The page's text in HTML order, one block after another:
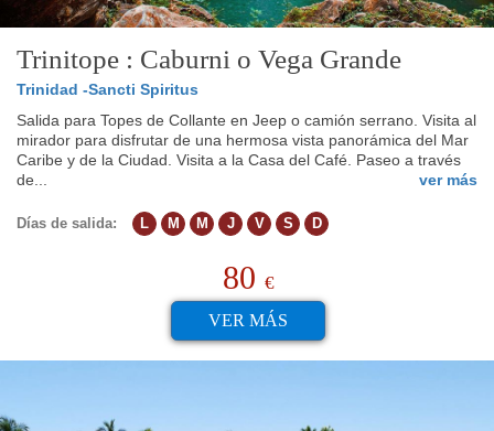
Trinitope : Caburni o Vega Grande
Trinidad -Sancti Spiritus
Salida para Topes de Collante en Jeep o camión serrano. Visita al
mirador para disfrutar de una hermosa vista panorámica del Mar
Caribe y de la Ciudad. Visita a la Casa del Café. Paseo a través
de...
ver más
Días de salida: L M M J V S D
80 €
VER MÁS